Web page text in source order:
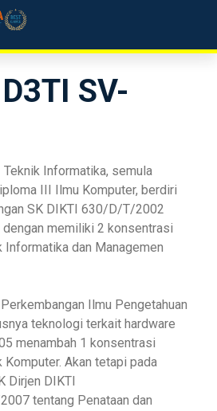
SV-
Informatika, semula
III Ilmu Komputer, berdiri
SK DIKTI 630/D/T/2002
memiliki 2 konsentrasi
Informatika dan Managemen
Ilmu Pengetahuan
teknologi terkait hardware
menambah 1 konsentrasi
Komputer. Akan tetapi pada
Dirjen DIKTI
tentang Penataan dan